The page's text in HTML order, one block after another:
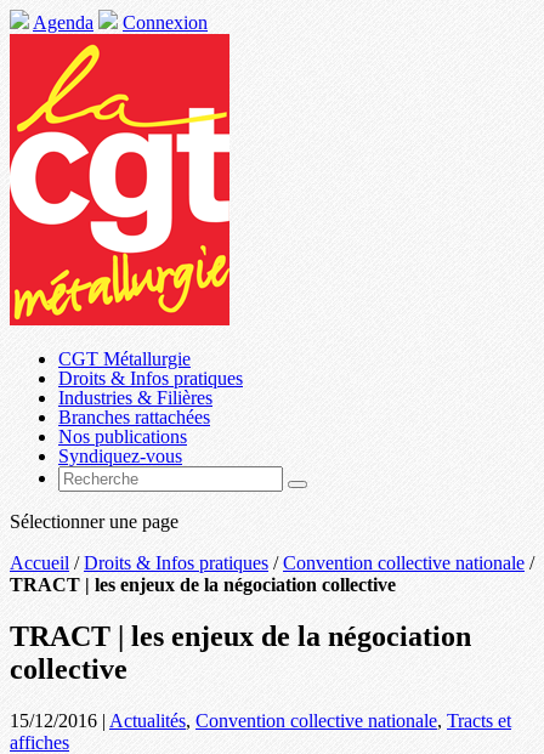
Agenda Connexion
CGT Métallurgie
Droits & Infos pratiques
Industries & Filières
Branches rattachées
Nos publications
Syndiquez-vous
Sélectionner une page
Accueil /Droits & Infos pratiques /Convention collective nationale /
TRACT | les enjeux de la négociation collective
TRACT | les enjeux de la négociation
collective
15/12/2016 | Actualités, Convention collective nationale, Tracts et
affiches